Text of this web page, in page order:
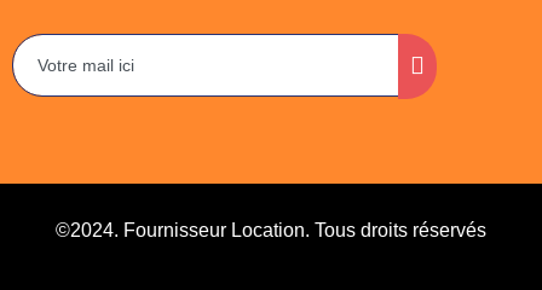
©2024. Fournisseur Location. Tous droits réservés